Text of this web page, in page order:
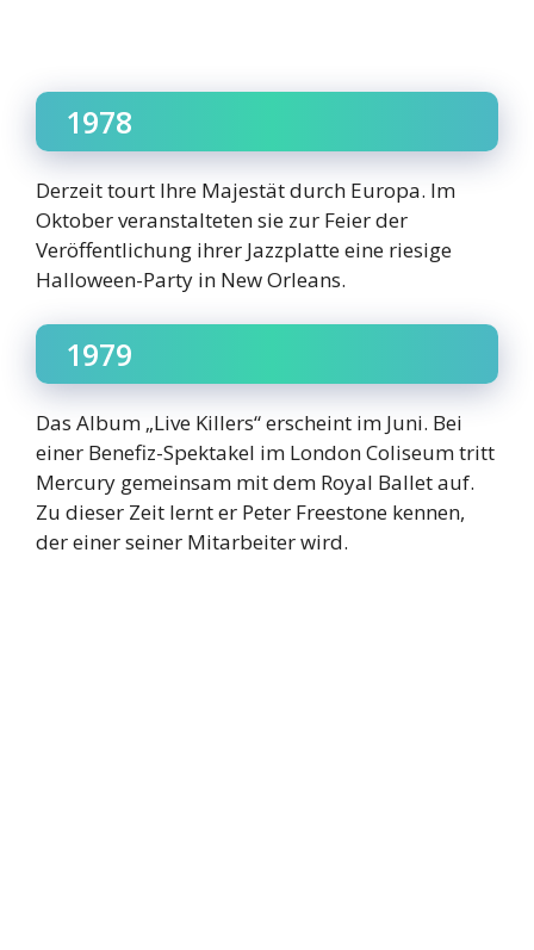
1978
Derzeit tourt Ihre Majestät durch Europa. Im
Oktober veranstalteten sie zur Feier der
Veröffentlichung ihrer Jazzplatte eine riesige
Halloween-Party in New Orleans.
1979
Das Album „Live Killers“ erscheint im Juni. Bei
einer Benefiz-Spektakel im London Coliseum tritt
Mercury gemeinsam mit dem Royal Ballet auf.
Zu dieser Zeit lernt er Peter Freestone kennen,
der einer seiner Mitarbeiter wird.